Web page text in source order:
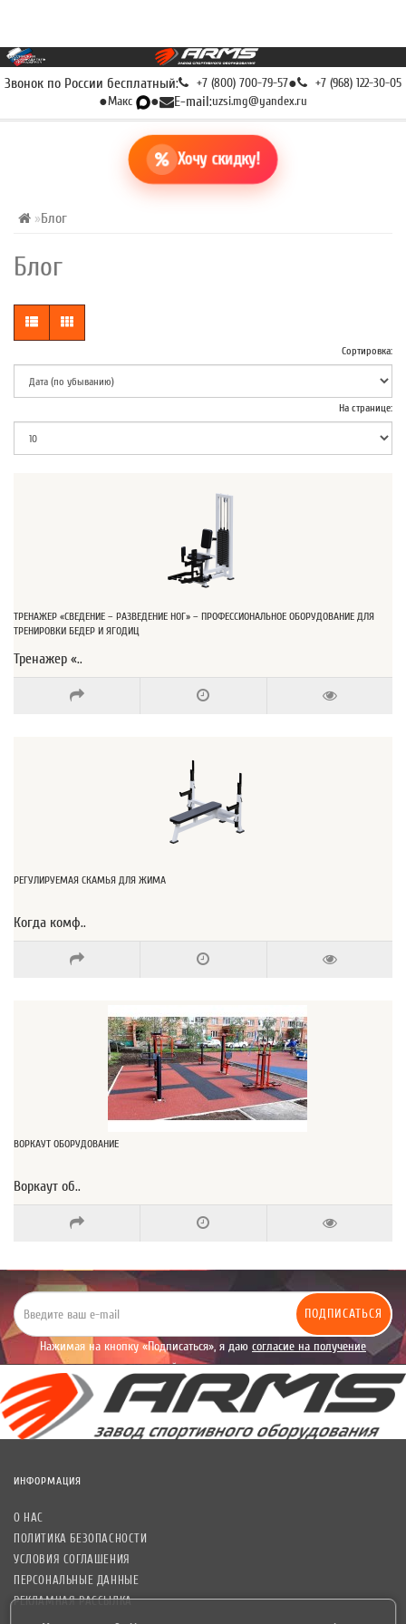
Звонок по России бесплатный: +7 (800) 700-79-57● +7 (968) 122-30-05
●Макс ● E-mail:uzsi.mg@yandex.ru
Хочу скидку!
Блог
Блог
Сортировка:
На странице:
ТРЕНАЖЕР «СВЕДЕНИЕ – РАЗВЕДЕНИЕ НОГ» – ПРОФЕССИОНАЛЬНОЕ ОБОРУДОВАНИЕ ДЛЯ
ТРЕНИРОВКИ БЕДЕР И ЯГОДИЦ
Тренажер «..
РЕГУЛИРУЕМАЯ СКАМЬЯ ДЛЯ ЖИМА
Когда комф..
ВОРКАУТ ОБОРУДОВАНИЕ
Воркаут об..
ПОДПИСАТЬСЯ
Нажимая на кнопку «Подписаться», я даю согласие на получение
уведомлений рекламного характера.
ИНФОРМАЦИЯ
О НАС
ПОЛИТИКА БЕЗОПАСНОСТИ
УСЛОВИЯ СОГЛАШЕНИЯ
ПЕРСОНАЛЬНЫЕ ДАННЫЕ
РЕКЛАМНАЯ РАССЫЛКА